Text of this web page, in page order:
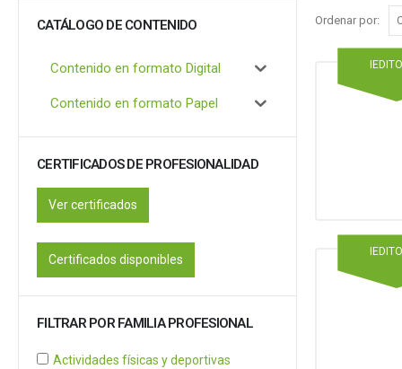
Ordenar por:
CATÁLOGO DE CONTENIDO
Contenido en formato Digital
Contenido en formato Papel
CERTIFICADOS DE PROFESIONALIDAD
Ver certificados
Certificados disponibles
FILTRAR POR FAMILIA PROFESIONAL
Actividades físicas y deportivas